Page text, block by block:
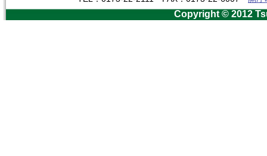
Copyright © 2012